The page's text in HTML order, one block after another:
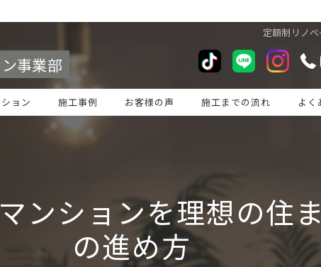
定額制リノ
事業部
ョン 施工事例 お客様の声 施工までの流れ よく
ンションを理想の住
の進め方